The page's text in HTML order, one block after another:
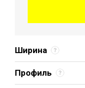
Ширина
Профиль